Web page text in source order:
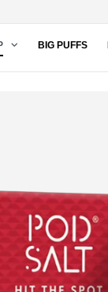
BIG PUFFS